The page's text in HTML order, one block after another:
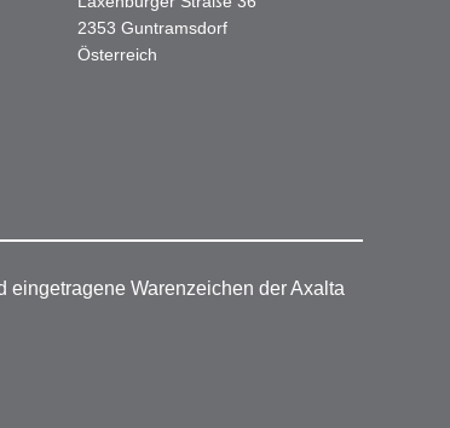
2353 Guntramsdorf
Österreich
Warenzeichen der Axalta